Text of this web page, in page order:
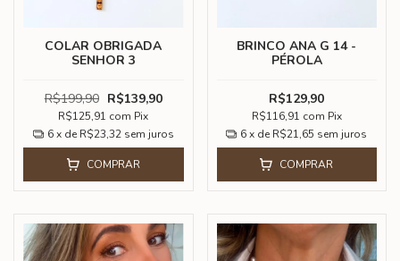
COLAR OBRIGADA
SENHOR 3
R$199,90 R$139,90
R$125,91 com Pix
6 x de R$23,32 sem juros
COMPRAR
BRINCO ANA G 14 -
PÉROLA
R$129,90
R$116,91 com Pix
6 x de R$21,65 sem juros
COMPRAR